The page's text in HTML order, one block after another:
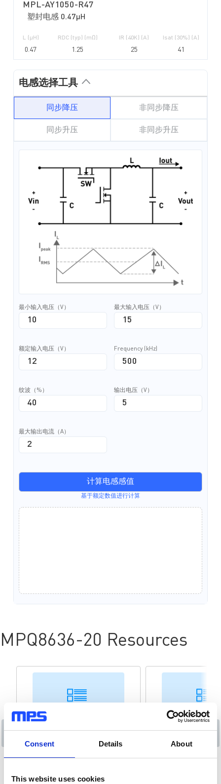
Consent Details About
This website uses cookies
MPL-AY1050-R47
塑封电感 0.47µH
L (µH) RDC (typ) (mΩ) IR (40K) (A) Isat (30%) (A)
0.47 1.25 25 41
电感选择工具
同步降压 非同步降压
同步升压 非同步升压
最小输入电压（V） 最大输入电压（V）
额定输入电压（V） Frequency (kHz)
纹波（%） 输出电压（V）
最大输出电流（A）
计算电感感值
基于额定数值进行计算
MPQ8636-20 Resources
产品类目 产品类目